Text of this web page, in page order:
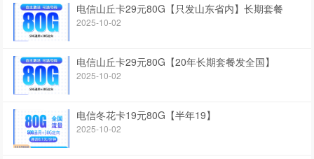
电信山丘卡29元80G【只发山东省内】长期套餐
2025-10-02
电信山丘卡29元80G【20年长期套餐发全国】
2025-10-02
电信冬花卡19元80G【半年19】
2025-10-02